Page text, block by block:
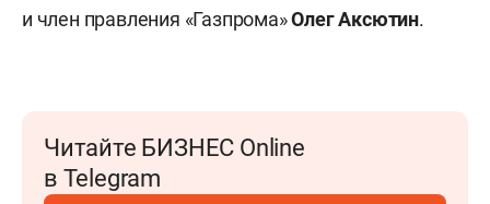
и член правления «Газпрома»Олег Аксютин.
Читайте БИЗНЕС Online
в Telegram